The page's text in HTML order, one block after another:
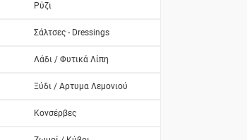
Ρύζι
Σάλτσες - Dressings
Λάδι / Φυτικά Λίπη
Ξύδι / Αρτυμα Λεμονιού
Κονσέρβες